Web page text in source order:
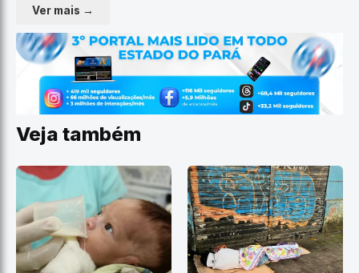
Ver mais →
Veja também